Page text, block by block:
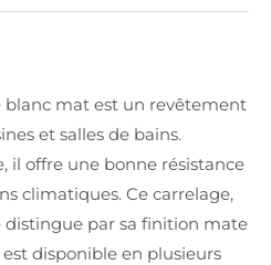
blanc mat est un revêtement
et salles de bains.
il offre une bonne résistance
climatiques. Ce carrelage,
distingue par sa finition mate
disponible en plusieurs